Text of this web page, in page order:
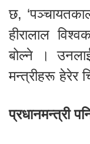
छ,
हीरालाल
बोल्ने ।
मन्त्रीहरू हेरेर
प्रधानमन्त्री